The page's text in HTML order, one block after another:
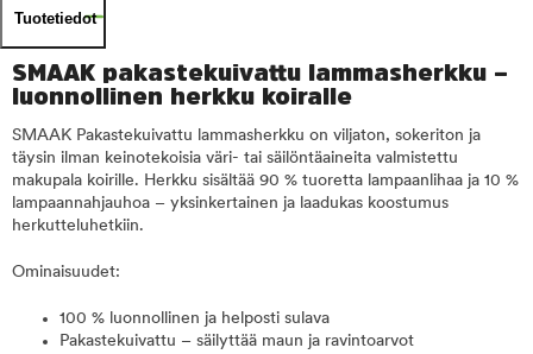
Tuotetiedot
SMAAK pakastekuivattu lammasherkku –
luonnollinen herkku koiralle
SMAAK Pakastekuivattu lammasherkku on viljaton, sokeriton ja
täysin ilman keinotekoisia väri- tai säilöntäaineita valmistettu
makupala koirille. Herkku sisältää 90 % tuoretta lampaanlihaa ja 10 %
lampaannahjauhoa – yksinkertainen ja laadukas koostumus
herkutteluhetkiin.
Ominaisuudet:
100 % luonnollinen ja helposti sulava
Pakastekuivattu – säilyttää maun ja ravintoarvot